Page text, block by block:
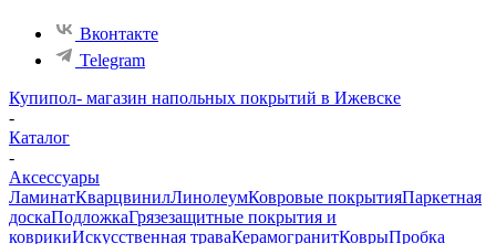
Вконтакте
Telegram
Купипол- магазин напольных покрытий в Ижевске
-
Каталог
-
Аксессуары
ЛаминатКварцвинилЛинолеумКовровые покрытияПаркетная
доскаПодложкаГрязезащитные покрытия и
коврикиИскусственная траваКерамогранитКоврыПробка